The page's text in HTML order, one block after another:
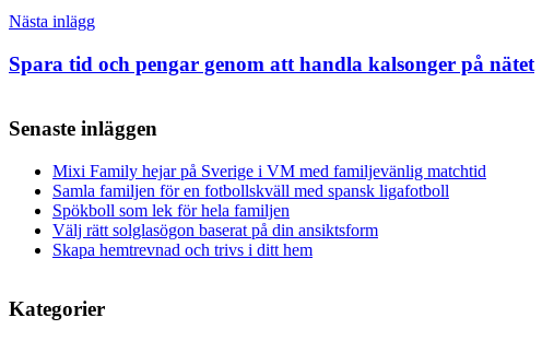
Nästa inlägg
Spara tid och pengar genom att handla kalsonger på nätet
Senaste inläggen
Mixi Family hejar på Sverige i VM med familjevänlig matchtid
Samla familjen för en fotbollskväll med spansk ligafotboll
Spökboll som lek för hela familjen
Välj rätt solglasögon baserat på din ansiktsform
Skapa hemtrevnad och trivs i ditt hem
Kategorier